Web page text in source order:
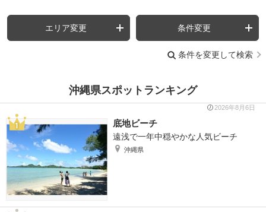
エリア変更 条件変更
条件を変更して検索
沖縄県スポットランキング
2026年8月6日
底地ビーチ
遠浅で一年中穏やかな人気ビーチ
沖縄県